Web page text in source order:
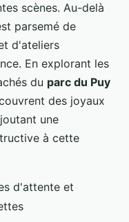
scènes. Au-delà
parsemé de
d'ateliers
En explorant les
du parc du Puy
des joyaux
une
à cette
d'attente et